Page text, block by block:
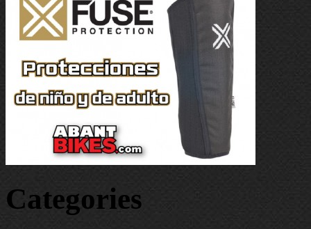
Categories